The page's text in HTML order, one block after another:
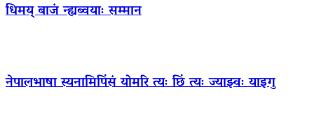
धिमय् बाजं न्ह्यब्वयाः सम्मान
नेपालभाषा स्यनामिपिंसं योमरि त्यः छिं त्यः ज्याझ्वः याइगु